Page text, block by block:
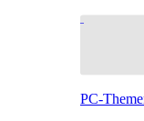
PC-